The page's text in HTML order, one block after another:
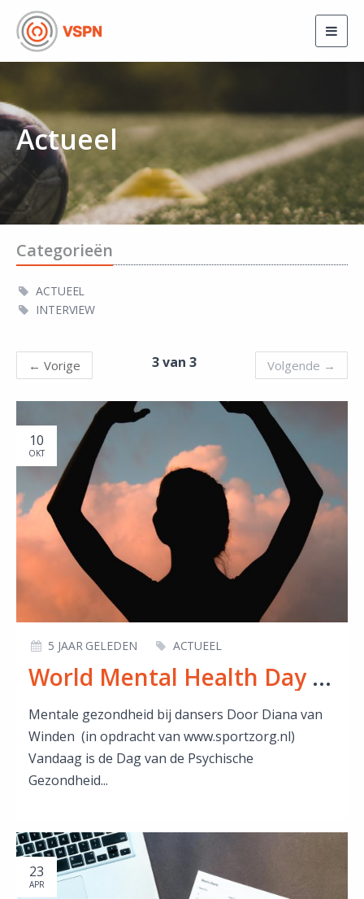
Actueel
Categorieën
ACTUEEL
INTERVIEW
← Vorige 3 van 3 Volgende →
10
OKT
World Mental Health Day - Mentale gezondheid bij dansers
5 JAAR GELEDEN ACTUEEL
Mentale gezondheid bij dansers Door Diana van
Winden (in opdracht van www.sportzorg.nl)
Vandaag is de Dag van de Psychische
Gezondheid...
23
APR